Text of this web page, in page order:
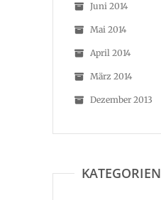
Juni 2014
Mai 2014
April 2014
März 2014
Dezember 2013
KATEGORIEN